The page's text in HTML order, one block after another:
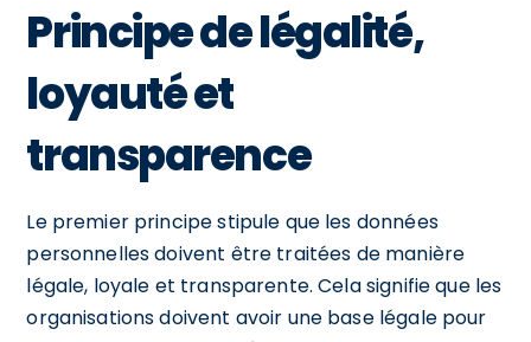
Principe de légalité,
loyauté et
transparence
Le premier principe stipule que les données
personnelles doivent être traitées de manière
légale, loyale et transparente. Cela signifie que les
organisations doivent avoir une base légale pour